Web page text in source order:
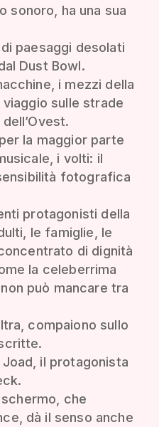
sonoro, ha una sua
paesaggi desolati
Dust Bowl.
i mezzi della
sulle strade
la maggior parte
i volti: il
fotografica
protagonisti della
le famiglie, le
di dignità
la celeberrima
può mancare tra
compaiono sullo
il protagonista
che
dà il senso anche